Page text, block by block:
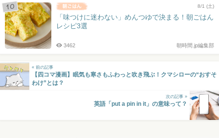
8/1 (土)
「味つけに迷わない」めんつゆで決まる！朝ごはん
レシピ3選
朝時間.jp編集部
3462
« 前の記事
【四コマ漫画】眠気も寒さもふわっと吹き飛ぶ！クマシローの“おすそ
わけ”とは？
次の記事 »
英語「put a pin in it」の意味って？